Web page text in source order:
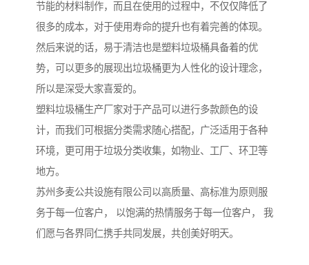
节能的材料制作，而且在使用的过程中，不仅仅降低了
很多的成本，对于使用寿命的提升也有着完善的体现。
然后来说的话，易于清洁也是塑料垃圾桶具备着的优
势，可以更多的展现出垃圾桶更为人性化的设计理念，
所以是深受大家喜爱的。
塑料垃圾桶生产厂家对于产品可以进行多款颜色的设
计，而我们可根据分类需求随心搭配，广泛适用于各种
环境，更可用于垃圾分类收集，如物业、工厂、环卫等
地方。
苏州多麦公共设施有限公司以高质量、高标准为原则服
务于每一位客户， 以饱满的热情服务于每一位客户， 我
们愿与各界同仁携手共同发展，共创美好明天。